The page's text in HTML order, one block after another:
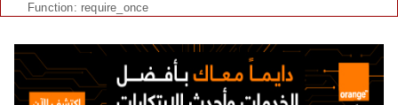
Function: require_once